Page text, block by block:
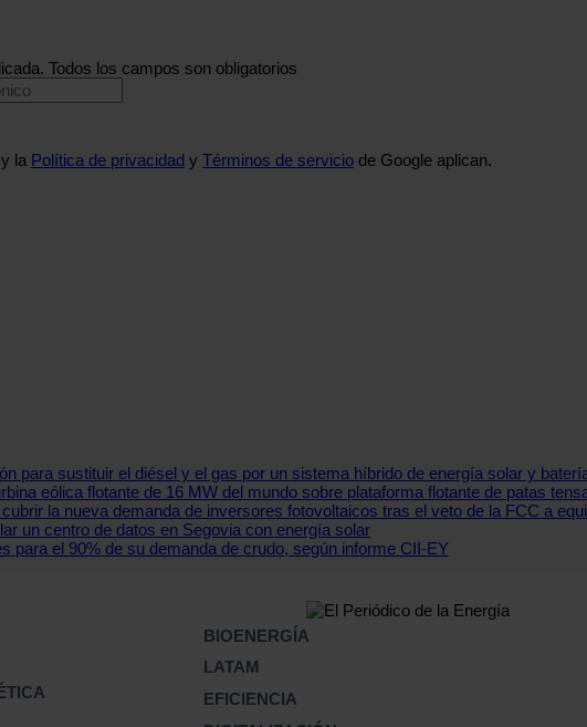
Todos los campos son obligatorios
la Política de privacidad y Términos de servicio de Google aplican.
para sustituir el diésel y el gas por un sistema híbrido de energía solar y
eólica flotante de 16 MW del mundo sobre plataforma flotante de patas
la nueva demanda de inversores fotovoltaicos tras el veto de la FCC a
un centro de datos en Segovia con energía solar
para el 90% de su demanda de crudo, según informe CII-EY
BIOENERGÍA
LATAM
EFICIENCIA